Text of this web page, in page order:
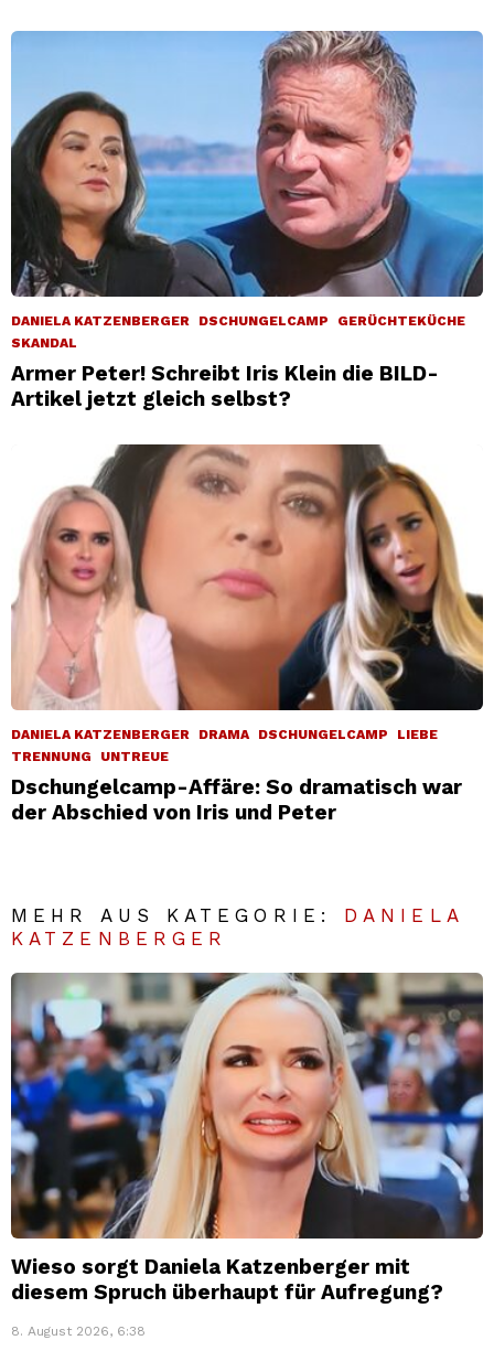
DANIELA KATZENBERGER DSCHUNGELCAMP
GERÜCHTEKÜCHE
SKANDAL
Armer Peter! Schreibt Iris Klein die BILD-
Artikel jetzt gleich selbst?
DANIELA KATZENBERGER DRAMA DSCHUNGELCAMP
LIEBE
TRENNUNG
UNTREUE
Dschungelcamp-Affäre: So dramatisch war
der Abschied von Iris und Peter
MEHR AUS KATEGORIE: DANIELA
KATZENBERGER
Wieso sorgt Daniela Katzenberger mit
diesem Spruch überhaupt für Aufregung?
8. August 2026, 6:38